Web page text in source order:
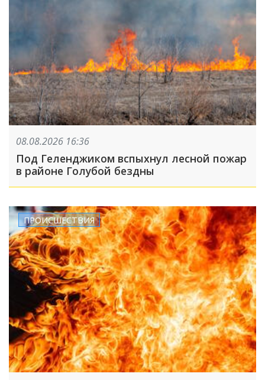
08.08.2026 16:36
Под Геленджиком вспыхнул лесной пожар
в районе Голубой бездны
ПРОИСШЕСТВИЯ